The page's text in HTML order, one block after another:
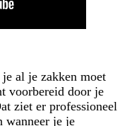
al je zakken moet
voorbereid door je
ziet er professioneel
wanneer je je